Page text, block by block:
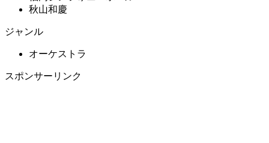
秋山和慶
ジャンル
オーケストラ
スポンサーリンク